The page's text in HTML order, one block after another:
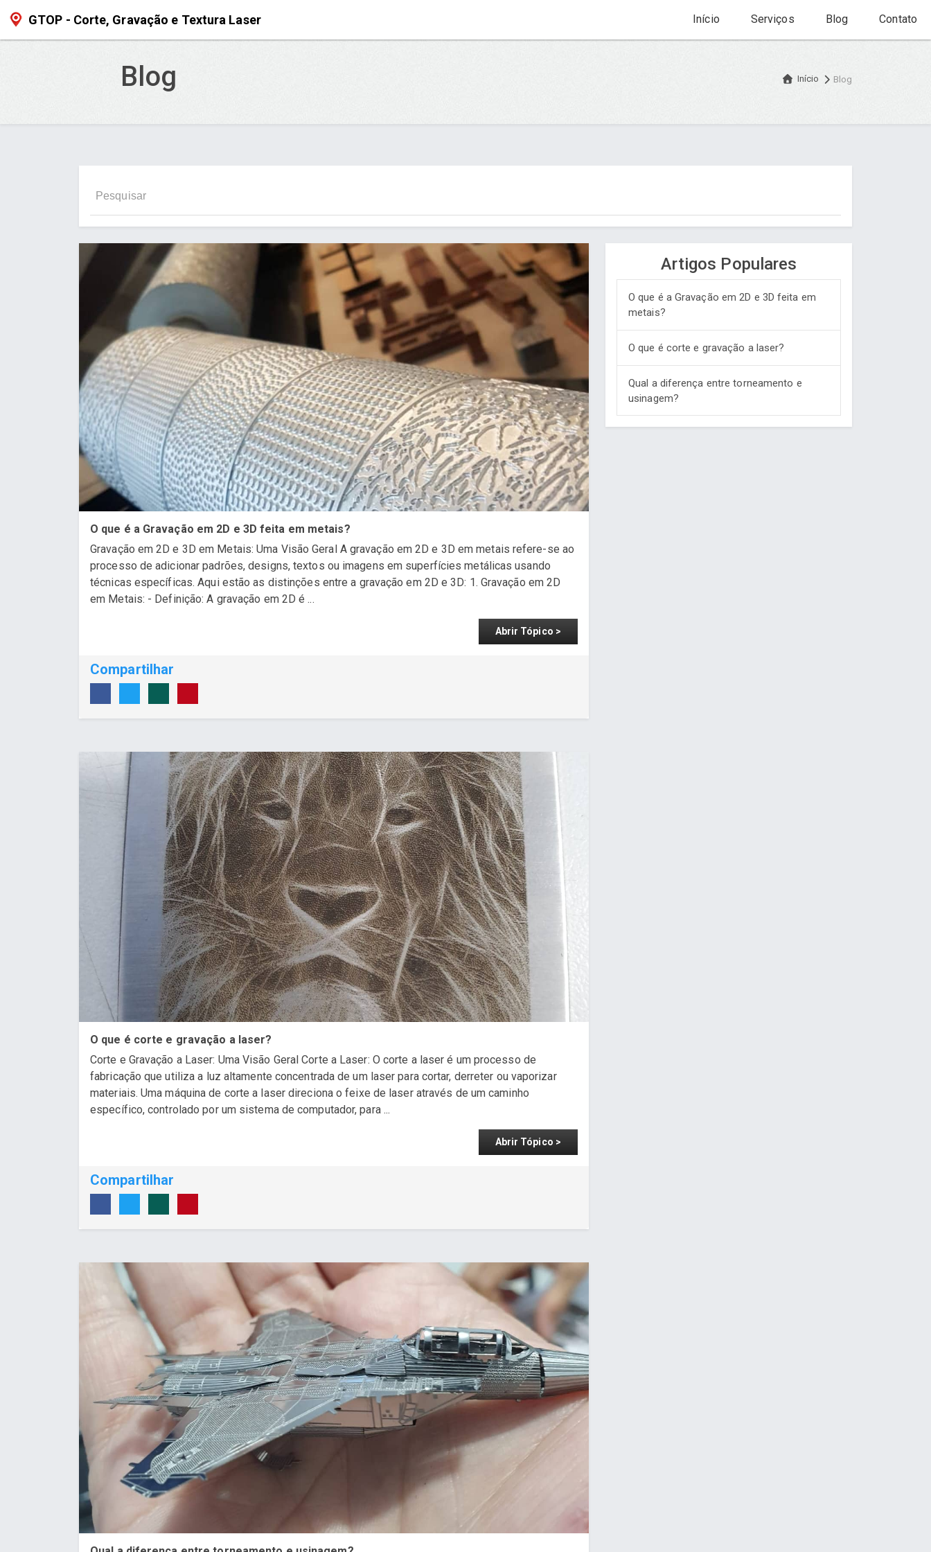
GTOP - Corte, Gravação e Textura Laser Início Serviços Blog Contato
Blog Início Blog
O que é a Gravação em 2D e 3D feita em metais?
Gravação em 2D e 3D em Metais: Uma Visão Geral A gravação em 2D e 3D em metais refere-se ao
processo de adicionar padrões, designs, textos ou imagens em superfícies metálicas usando
técnicas específicas. Aqui estão as distinções entre a gravação em 2D e 3D: 1. Gravação em 2D
em Metais: - Definição: A gravação em 2D é ...
Abrir Tópico >
Compartilhar
O que é corte e gravação a laser?
Corte e Gravação a Laser: Uma Visão Geral Corte a Laser: O corte a laser é um processo de
fabricação que utiliza a luz altamente concentrada de um laser para cortar, derreter ou vaporizar
materiais. Uma máquina de corte a laser direciona o feixe de laser através de um caminho
específico, controlado por um sistema de computador, para ...
Abrir Tópico >
Compartilhar
Artigos Populares
O que é a Gravação em 2D e 3D feita em
metais?
O que é corte e gravação a laser?
Qual a diferença entre torneamento e
usinagem?